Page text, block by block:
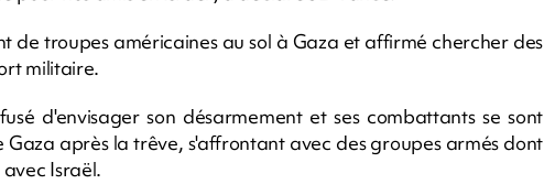
de troupes américaines au sol à Gaza et affirmé chercher des
militaire.
d'envisager son désarmement et ses combattants se sont
Gaza après la trêve, s'affrontant avec des groupes armés dont
Israël.